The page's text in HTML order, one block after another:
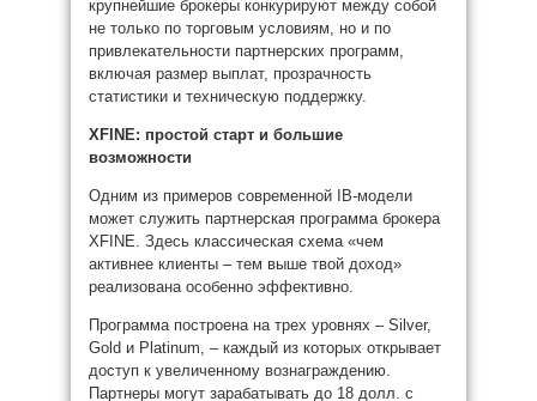
крупнейшие брокеры конкурируют между собой
не только по торговым условиям, но и по
привлекательности партнерских программ,
включая размер выплат, прозрачность
статистики и техническую поддержку.
XFINE: простой старт и большие
возможности
Одним из примеров современной IB-модели
может служить партнерская программа брокера
XFINE. Здесь классическая схема «чем
активнее клиенты – тем выше твой доход»
реализована особенно эффективно.
Программа построена на трех уровнях – Silver,
Gold и Platinum, – каждый из которых открывает
доступ к увеличенному вознаграждению.
Партнеры могут зарабатывать до 18 долл. с